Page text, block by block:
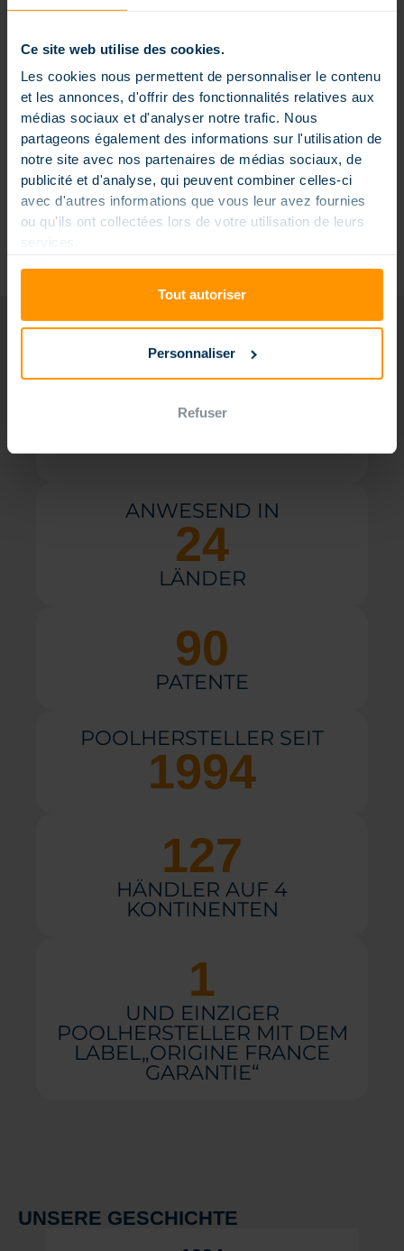
Ce site web utilise des cookies.
Les cookies nous permettent de personnaliser le contenu
et les annonces, d'offrir des fonctionnalités relatives aux
médias sociaux et d'analyser notre trafic. Nous
partageons également des informations sur l'utilisation de
notre site avec nos partenaires de médias sociaux, de
publicité et d'analyse, qui peuvent combiner celles-ci
avec d'autres informations que vous leur avez fournies
ou qu'ils ont collectées lors de votre utilisation de leurs
services.
Tout autoriser
Personnaliser
Refuser
PREMIUM-
55 000
ANWESEND IN
24
LÄNDER
90
PATENTE
POOLHERSTELLER SEIT
1994
127
HÄNDLER AUF 4
KONTINENTEN
1
UND EINZIGER
POOLHERSTELLER MIT DEM
LABEL„ORIGINE FRANCE
GARANTIE“
UNSERE GESCHICHTE